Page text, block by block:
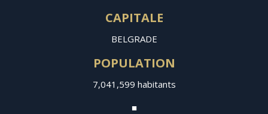
CAPITALE
BELGRADE
POPULATION
7,041,599 habitants
■